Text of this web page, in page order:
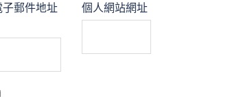
子郵件地址
個人網站網址